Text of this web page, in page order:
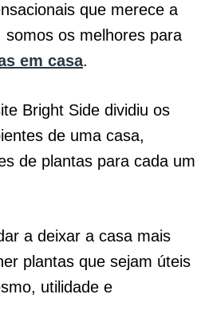
que merece a
somos os melhores para
em casa.
Bright Side dividiu os
de uma casa,
de plantas para cada um
a deixar a casa mais
plantas que sejam úteis
utilidade e